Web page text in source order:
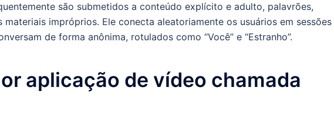
são submetidos a conteúdo explícito e adulto, palavrões,
impróprios. Ele conecta aleatoriamente os usuários em sessões
de forma anônima, rotulados como “Você” e “Estranho”.
aplicação de vídeo chamada